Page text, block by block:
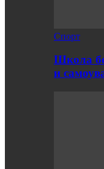
Спорт
Школа
и